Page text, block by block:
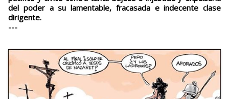
del poder a su lamentable, fracasada e indecente clase
dirigente.
---